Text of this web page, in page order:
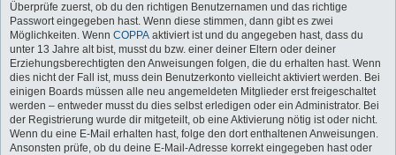
Überprüfe zuerst, ob du den richtigen Benutzernamen und das richtige
Passwort eingegeben hast. Wenn diese stimmen, dann gibt es zwei
Möglichkeiten. Wenn COPPA aktiviert ist und du angegeben hast, dass du
unter 13 Jahre alt bist, musst du bzw. einer deiner Eltern oder deiner
Erziehungsberechtigten den Anweisungen folgen, die du erhalten hast. Wenn
dies nicht der Fall ist, muss dein Benutzerkonto vielleicht aktiviert werden. Bei
einigen Boards müssen alle neu angemeldeten Mitglieder erst freigeschaltet
werden – entweder musst du dies selbst erledigen oder ein Administrator. Bei
der Registrierung wurde dir mitgeteilt, ob eine Aktivierung nötig ist oder nicht.
Wenn du eine E-Mail erhalten hast, folge den dort enthaltenen Anweisungen.
Ansonsten prüfe, ob du deine E-Mail-Adresse korrekt eingegeben hast oder